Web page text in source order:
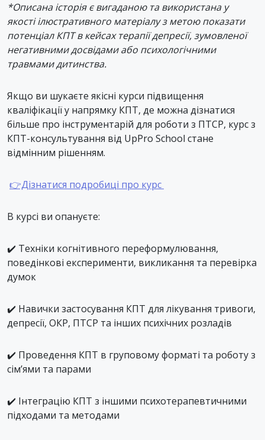
*Описана історія є вигаданою та використана у
якості ілюстративного матеріалу з метою показати
потенціал КПТ в кейсах терапії депресії, зумовленої
негативними досвідами або психологічними
травмами дитинства.
Якщо ви шукаєте якісні курси підвищення
кваліфікації у напрямку КПТ, де можна дізнатися
більше про інструментарій для роботи з ПТСР, курс з
КПТ-консультування від UpPro School стане
відмінним рішенням.
👉Дізнатися подробиці про курс
В курсі ви опануєте:
✔️ Техніки когнітивного переформулювання,
поведінкові експерименти, викликання та перевірка
думок
✔️ Навички застосування КПТ для лікування тривоги,
депресії, ОКР, ПТСР та інших психічних розладів
✔️ Проведення КПТ в груповому форматі та роботу з
сім’ями та парами
✔️ Інтеграцію КПТ з іншими психотерапевтичними
підходами та методами